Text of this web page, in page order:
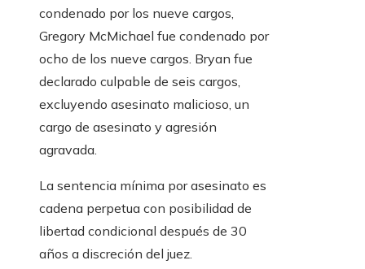
condenado por los nueve cargos,
Gregory McMichael fue condenado por
ocho de los nueve cargos. Bryan fue
declarado culpable de seis cargos,
excluyendo asesinato malicioso, un
cargo de asesinato y agresión
agravada.
La sentencia mínima por asesinato es
cadena perpetua con posibilidad de
libertad condicional después de 30
años a discreción del juez.